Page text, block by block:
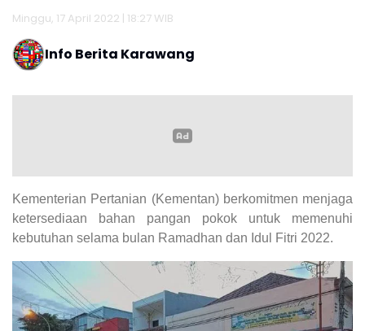
Minggu, 17 April 2022 | 18:27 WIB
Info Berita Karawang
Kementerian Pertanian (Kementan) berkomitmen menjaga
ketersediaan bahan pangan pokok untuk memenuhi
kebutuhan selama bulan Ramadhan dan Idul Fitri 2022.